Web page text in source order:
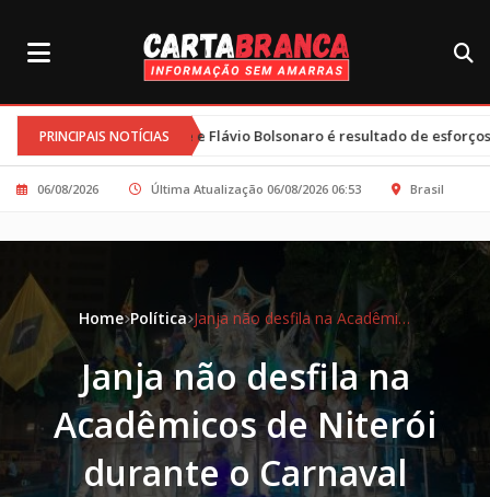
PRINCIPAIS NOTÍCIAS
e Flávio Bolsonaro é resultado de esforços conjuntos e clima
06/08/2026 Última Atualização 06/08/2026 06:53 Brasil
Home Política Janja não desfila na Acadêmicos de Niterói durante o Carnaval
Janja não desfila na
Acadêmicos de Niterói
durante o Carnaval